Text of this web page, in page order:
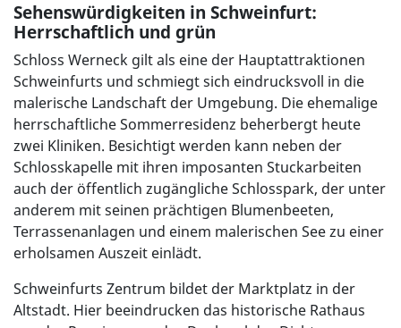
Sehenswürdigkeiten in Schweinfurt:
Herrschaftlich und grün
Schloss Werneck gilt als eine der Hauptattraktionen
Schweinfurts und schmiegt sich eindrucksvoll in die
malerische Landschaft der Umgebung. Die ehemalige
herrschaftliche Sommerresidenz beherbergt heute
zwei Kliniken. Besichtigt werden kann neben der
Schlosskapelle mit ihren imposanten Stuckarbeiten
auch der öffentlich zugängliche Schlosspark, der unter
anderem mit seinen prächtigen Blumenbeeten,
Terrassenanlagen und einem malerischen See zu einer
erholsamen Auszeit einlädt.
Schweinfurts Zentrum bildet der Marktplatz in der
Altstadt. Hier beeindrucken das historische Rathaus